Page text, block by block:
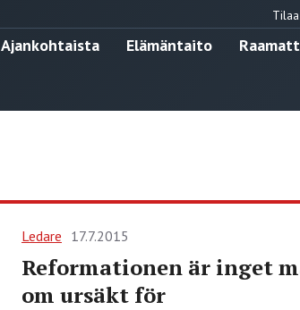
Tilaa
Ajankohtaista Elämäntaito
Ledare 17.7.2015
Reformationen är inget
om ursäkt för